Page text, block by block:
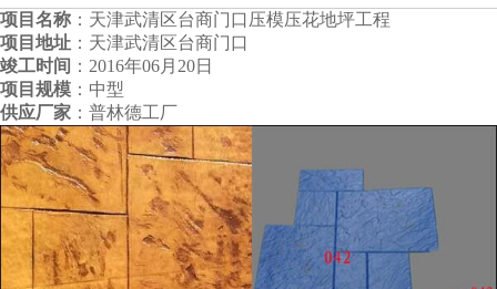
项目名称 ：天津武清区台商门口压模压花地坪工程
项目地址 ：天津武清区台商门口
竣工时间 ：2016年06月20日
项目规模 ：中型
供应厂家 ：普林德工厂